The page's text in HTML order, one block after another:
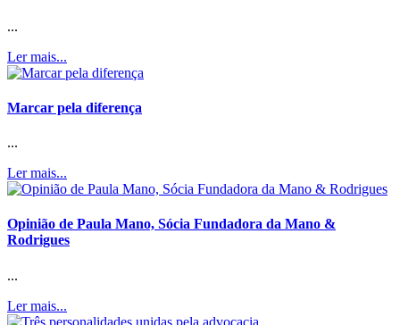
...
Ler mais...
Marcar pela diferença
...
Ler mais...
Opinião de Paula Mano, Sócia Fundadora da Mano &
Rodrigues
...
Ler mais...